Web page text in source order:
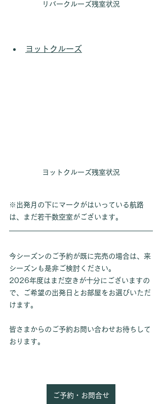
リバークルーズ残室状況
ヨットクルーズ
ヨットクルーズ残室状況
※出発月の下にマークがはいっている航路
は、まだ若干数空室がございます。
今シーズンのご予約が既に完売の場合は、来
シーズンも是非ご検討ください。
2026年度はまだ空きが十分にございますの
で、ご希望の出発日とお部屋をお選びいただ
けます。
皆さまからのご予約お問い合わせお待ちして
おります。
ご予約・お問合せ